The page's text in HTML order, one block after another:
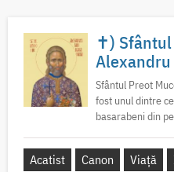
✝) Sfântul
Sfântul Preot
fost unul dintre
basarabeni din
Acatist Canon Viață